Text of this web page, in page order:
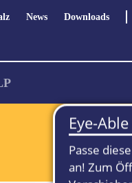
News Downloads